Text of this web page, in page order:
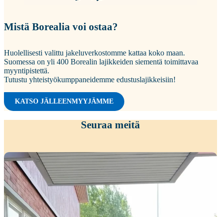
Mistä Borealia voi ostaa?
Huolellisesti valittu jakeluverkostomme kattaa koko maan.
Suomessa on yli 400 Borealin lajikkeiden siementä toimittavaa
myyntipistettä.
Tutustu yhteistyökumppaneidemme edustuslajikkeisiin!
KATSO JÄLLEENMYYJÄMME
Seuraa meitä
Kiitokset viime viikon peltopäivillemme...
35 0